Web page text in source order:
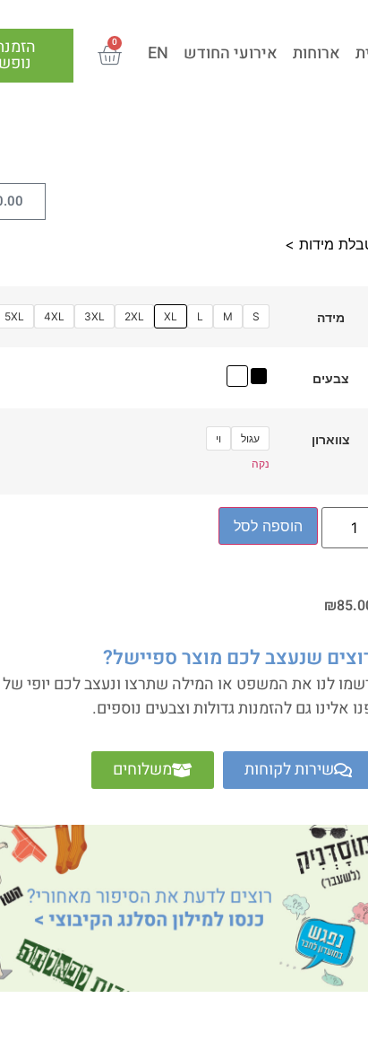
ארוחות אירועי החודש EN
0
נופש
מידות >
מידה S
M
L
XL
2XL
3XL
4XL
5XL
צבעים
צווארון עגול
וי
נקה
הוספה לסל
₪
שנעצב לכם מוצר ספיישל?
לנו את המשפט או המילה שתרצו ונעצב לכם יופי
אלינו גם להזמנות גדולות וצבעים נוספים.
שירות לקוחות משלוחים